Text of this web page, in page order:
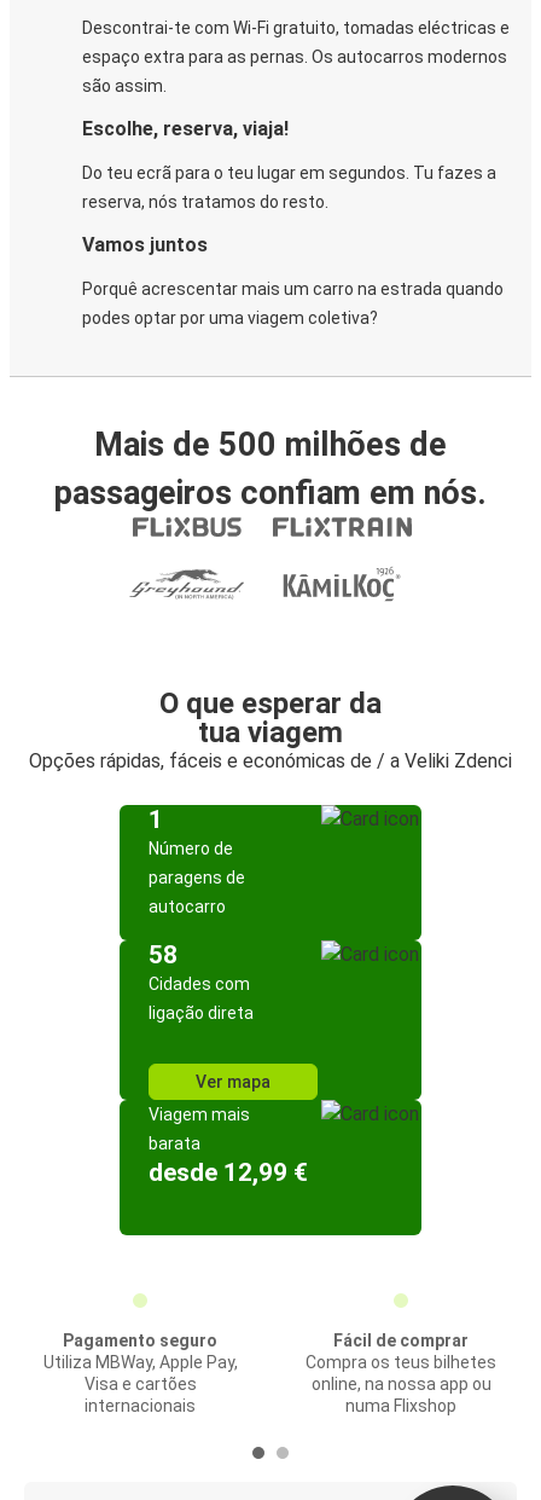
Descontrai-te com Wi-Fi gratuito, tomadas eléctricas e
espaço extra para as pernas. Os autocarros modernos
são assim.
Escolhe, reserva, viaja!
Do teu ecrã para o teu lugar em segundos. Tu fazes a
reserva, nós tratamos do resto.
Vamos juntos
Porquê acrescentar mais um carro na estrada quando
podes optar por uma viagem coletiva?
Mais de 500 milhões de
passageiros confiam em nós.
O que esperar da
tua viagem
Opções rápidas, fáceis e económicas de / a Veliki Zdenci
1
Número de
paragens de
autocarro
58
Cidades com
ligação direta
Ver mapa
Viagem mais
barata
desde 12,99 €
Pagamento seguro
Utiliza MBWay, Apple Pay,
Visa e cartões
internacionais
Fácil de comprar
Compra os teus bilhetes
online, na nossa app ou
numa Flixshop